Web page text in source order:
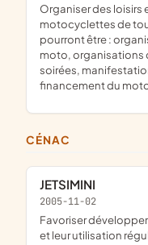
organiser des loisirs et manifestations liés aux
motocyclettes de
pourront être :
moto, organisations
soirées,
financement du moto
CÉNAC
JETSIMINI
2005-11-02
favoriser développer pormouvoir les véhicules anciens
et leur utilisation